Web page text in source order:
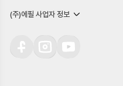
(주)에필 사업자 정보